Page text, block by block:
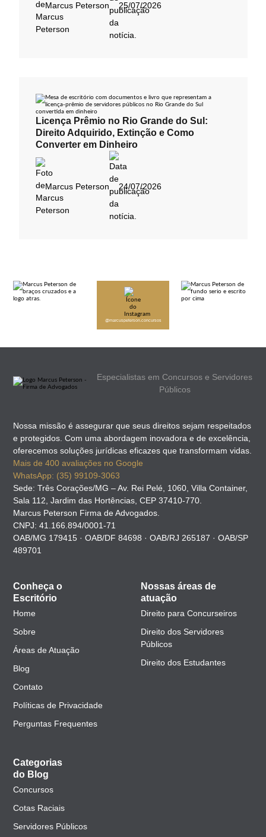
Marcus Peterson 25/07/2026
Licença Prêmio no Rio Grande do Sul:
Direito Adquirido, Extinção e Como
Converter em Dinheiro
Marcus Peterson 24/07/2026
@marcuspeterson.concursos
Especialistas em Concursos e Servidores
Públicos
Nossa missão é assegurar que seus direitos sejam respeitados
e protegidos. Com uma abordagem inovadora e de excelência,
oferecemos soluções jurídicas eficazes que transformam vidas.
Mais de 400 avaliações no Google
WhatsApp: (35) 99109-3063
Sede: Três Corações/MG – Av. Rei Pelé, 1060, Villa Container,
Sala 112, Jardim das Hortências, CEP 37410-770.
Marcus Peterson Firma de Advogados.
CNPJ: 41.166.894/0001-71
OAB/MG 179415 · OAB/DF 84698 · OAB/RJ 265187 · OAB/SP
489701
Conheça o
Escritório
Home
Sobre
Áreas de Atuação
Blog
Contato
Políticas de Privacidade
Perguntas Frequentes
Nossas áreas de
atuação
Direito para Concurseiros
Direito dos Servidores
Públicos
Direito dos Estudantes
Categorias
do Blog
Concursos
Cotas Raciais
Servidores Públicos